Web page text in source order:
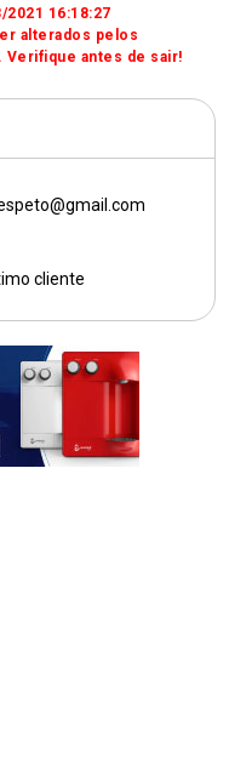
2021 16:18:27
alterados pelos
antes de sair!
cliente